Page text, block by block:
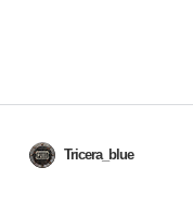
Tricera_blue